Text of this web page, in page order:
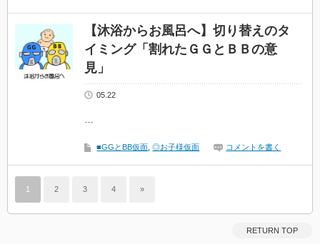
【沐浴からお風呂へ】切り替えのタ
イミング「割れたＧＧとＢＢの意
見」
05.22
…
■GGとBB仮面 ,◎お子様仮面 コメントを書く
1 2 3 4 »
RETURN TOP